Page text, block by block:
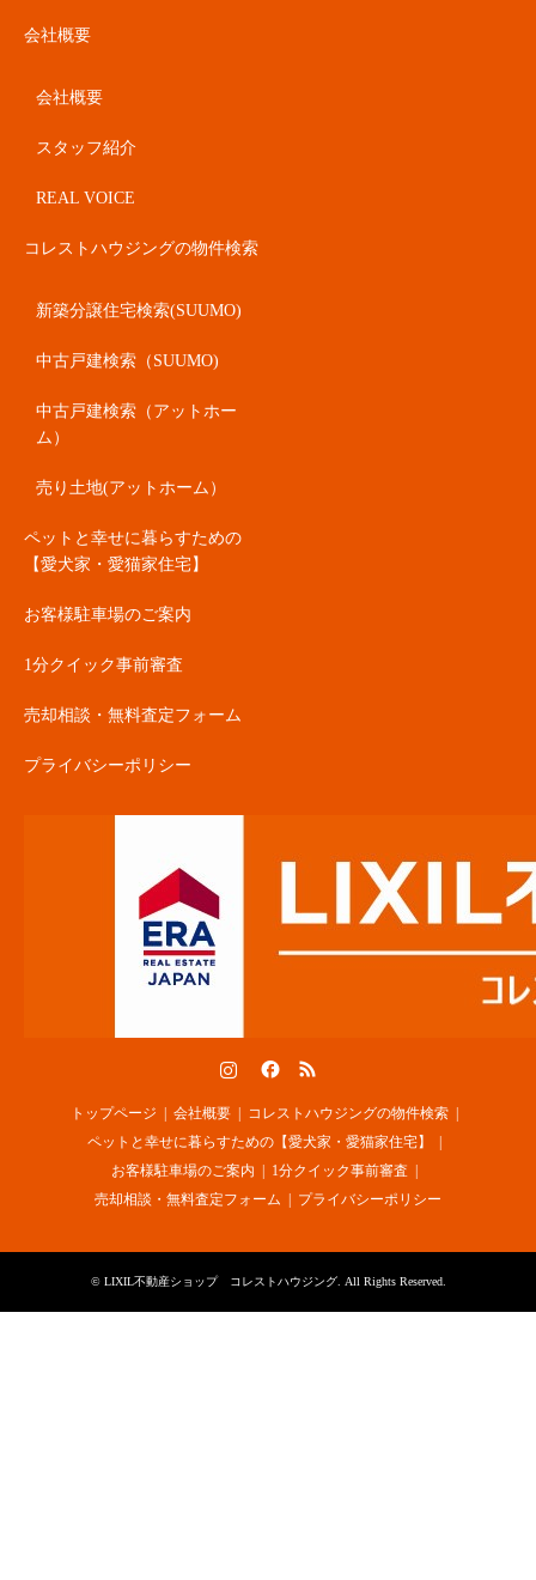
会社概要
会社概要
スタッフ紹介
REAL VOICE
コレストハウジングの物件検索
新築分譲住宅検索(SUUMO)
中古戸建検索（SUUMO)
中古戸建検索（アットホー
ム）
売り土地(アットホーム）
ペットと幸せに暮らすための
【愛犬家・愛猫家住宅】
お客様駐車場のご案内
1分クイック事前審査
売却相談・無料査定フォーム
プライバシーポリシー
トップページ 会社概要
コレストハウジングの物件検索
ペットと幸せに暮らすための【愛犬家・愛猫家住宅】
お客様駐車場のご案内
1分クイック事前審査
売却相談・無料査定フォーム
プライバシーポリシー
© LIXIL不動産ショップ コレストハウジング. All Rights Reserved.